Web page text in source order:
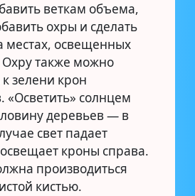
веткам объема,
охры и сделать
местах, освещенных
также можно
зелени крон
«Осветить» солнцем
деревьев — в
свет падает
кроны справа.
производиться
кистью.